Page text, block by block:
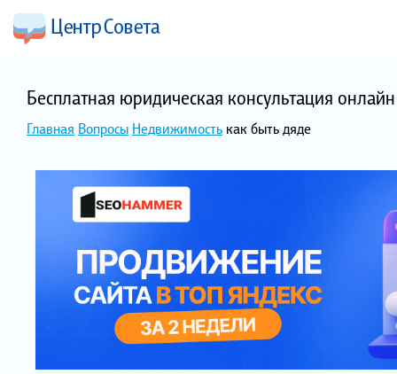
Бесплатная юридическая консультация
Главная Вопросы Недвижимость как быть дяде